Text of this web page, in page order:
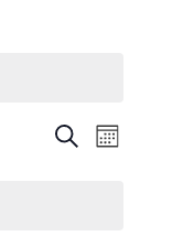
Navegació
visual
Cerca NAVEGACIÓ
Mes